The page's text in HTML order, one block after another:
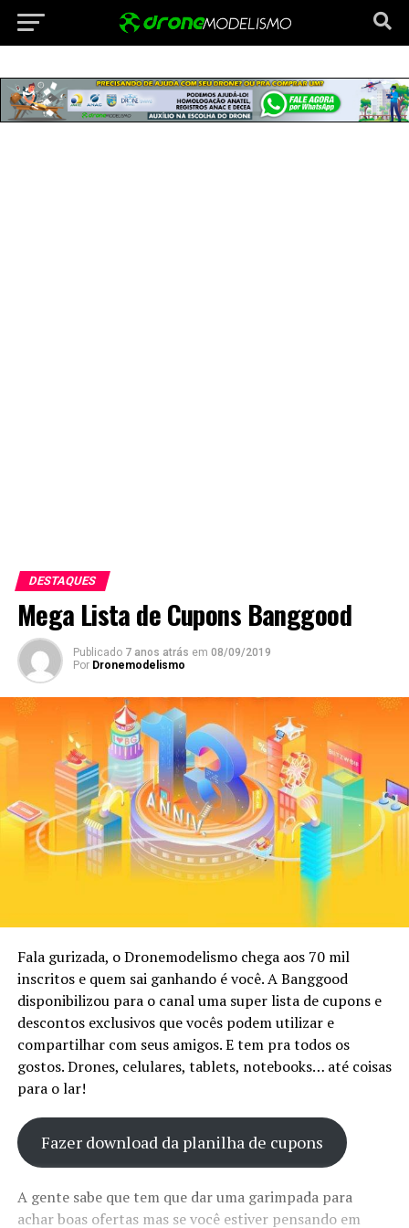
DESTAQUES
Mega Lista de Cupons Banggood
Publicado 7 anos atrás em 08/09/2019
Por Dronemodelismo
Fala gurizada, o Dronemodelismo chega aos 70 mil
inscritos e quem sai ganhando é você. A Banggood
disponibilizou para o canal uma super lista de cupons e
descontos exclusivos que vocês podem utilizar e
compartilhar com seus amigos. E tem pra todos os
gostos. Drones, celulares, tablets, notebooks… até coisas
para o lar!
Fazer download da planilha de cupons
A gente sabe que tem que dar uma garimpada para
achar boas ofertas mas se você estiver pensando em
Vá para versão mobile